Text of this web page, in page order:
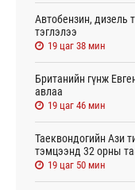
Автобензин, дизель
тэглэлээ
19 цаг 38 мин
Британийн гүнж
авлаа
19 цаг 46 мин
Таеквондогийн Ази
тэмцээнд 32 орны
19 цаг 50 мин